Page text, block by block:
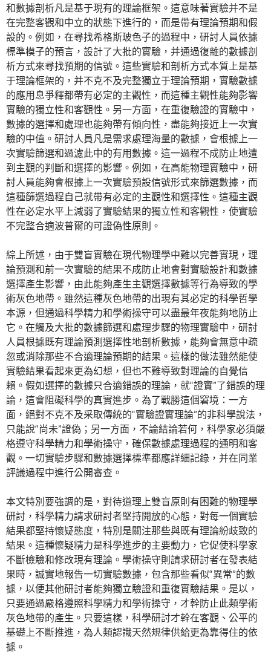
和數據剖析凡是基于現有的理論框架。這意味著實驗并不是
在完整客觀和中立的狀態下進行的，而是帶有理論預期和假
設的。例如，在尋找希格斯玻色子的過程中，研討人員依據
標準模子的預言，設計了大批的實驗，并通過復雜的數據剖
析方式來尋找預期的信號。這些實驗和剖析方式本質上是基
于理論框架的，并不克不及完整獨立于理論預期，實驗數據
的應用息爭釋都帶有必定的主觀性，而這種主觀性能夠影響
實驗的獨立性和客觀性。另一方面，在重復驗證的實驗中，
數據的選擇和處理也能夠帶有傾向性，盡能夠接近上一次實
驗的中值。研討人員凡是需求處理海量的數據，會根據上一
次實驗篩選和過濾此中的有用數據。這一過程不成防止地遭
到主觀的判斷和選擇的影響。例如，在高能物理實驗中，研
討人員能夠會根據上一次實驗預設信號形式來篩選數據，而
這種篩選過程自己就帶有必定的主觀性和選擇性。這種主觀
性在必定水平上減弱了實驗結果的獨立性和客觀性，使實驗
不完整合適波普爾的可證偽性原則。
綜上所述，由于雙盲實驗在現代物理學中難以完善實現，理
論預測和前一次實驗的結果不成防止地會對實驗設計和數據
選擇產生影響，由此能夠產生主觀選擇數據等行為導致的學
術灰色地帶。雖然這種灰色地帶的出現有其必定的科學哲學
本源，但通過科學精力和學術操守可以盡最年夜能夠地防止
它。在觸及大批的數據篩選和處理步驟的物理實驗中，研討
人員根據既有理論預測選擇性地剖析數據，能夠會無意中疏
忽或消除那些不合適理論預期的結果。這樣的做法雖然能使
實驗結果看起來更為幻想，但也不難導致對理論的自覺信
賴。假如選擇的數據只合適錯誤的理論，就“證實”了錯誤的理
論，這會阻礙科學的真實進步。為了戰勝這個窘境：一方
面，絕對不克不及采取傳統的“實驗證實理論”的非科學說法，
只能說“尚未”證偽；另一方面，不論結論若何，科學家必須嚴
格遵守科學精力和學術操守，確保數據處理過程的通明和客
觀。一切實驗步驟和數據選擇標準都應詳細記錄，并在同業
評議過程中進行公開審查。
本文特別要強調的是，對待道理上雙盲原則有困難的物理學
研討，科學精力請求研討者堅持開放的心態，對每一個實驗
結果都堅持懷疑態度，特別是關注那些與既有理論紛歧致的
結果。這種懷疑精力是科學進步的主要動力，它促使科學家
不斷檢驗和修改現有理論。學術操守則請求研討者在發表結
果時，誠實地報告一切實驗數據，包含那些看似“異常”的數
據，以便其他研討者能夠獨立驗證和重復實驗結果。是以，
只要通過嚴格遵照科學精力和學術操守，才幹防止此類學術
灰色地帶的產生。只要這樣，科學研討才幹在客觀、公平的
基礎上不斷推進，為人類認識天然規律供給更為靠得住的依
據。